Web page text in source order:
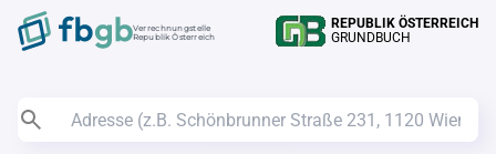
Verrechnungstelle
Republik Österreich
REPUBLIK ÖSTERREICH
GRUNDBUCH